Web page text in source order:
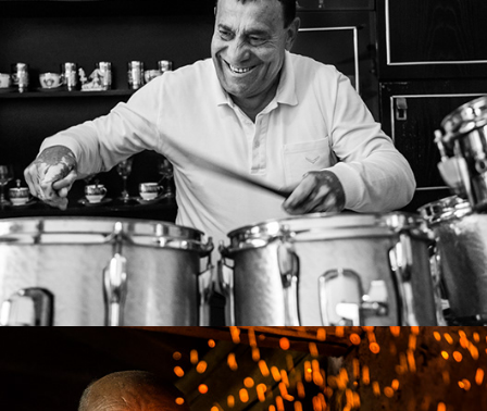
Майстори барабанисти